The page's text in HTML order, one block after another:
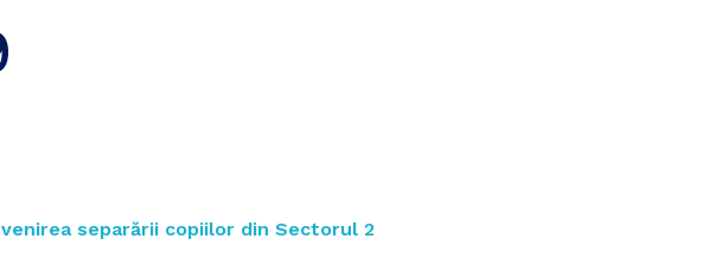
separării copiilor din Sectorul 2